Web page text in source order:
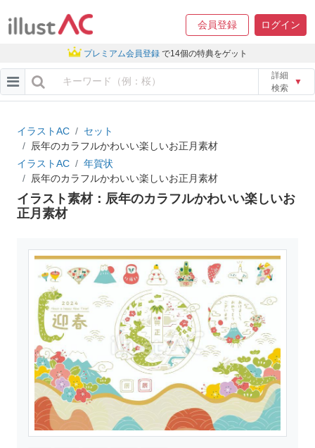
会員登録 ログイン
プレミアム会員登録 で14個の特典をゲット
詳細
検索
▼
イラストAC
セット
辰年のカラフルかわいい楽しいお正月素材
イラストAC
年賀状
辰年のカラフルかわいい楽しいお正月素材
イラスト素材：辰年のカラフルかわいい楽しいお
正月素材